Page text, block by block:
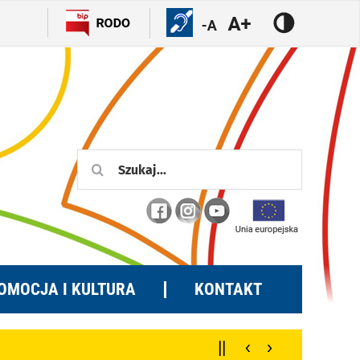
Szukaj
I KULTURA KONTAKT
|| ‹ ›